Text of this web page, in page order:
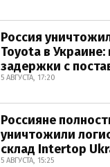
Россия
Toyota в
задержки с
5 АВГУСТА, 17:20
Россияне
уничтожили
склад Intertop
5 АВГУСТА, 15:25